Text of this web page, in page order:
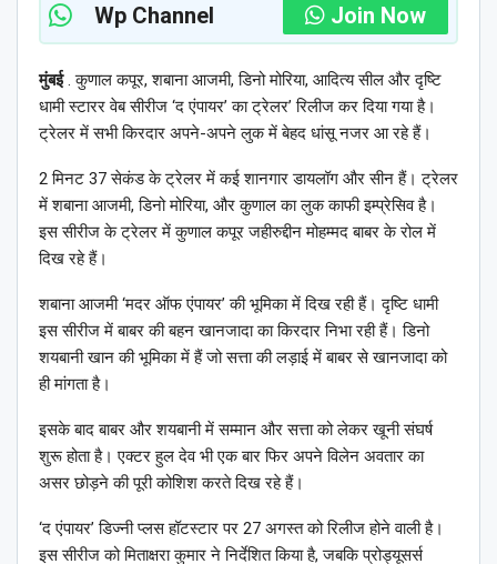
Wp Channel Join Now
मुंबई. कुणाल कपूर, शबाना आजमी, डिनो मोरिया, आदित्य सील और दृष्टि
धामी स्टारर वेब सीरीज ‘द एंपायर’ का ट्रेलर’ रिलीज कर दिया गया है।
ट्रेलर में सभी किरदार अपने-अपने लुक में बेहद धांसू नजर आ रहे हैं।
2 मिनट 37 सेकंड के ट्रेलर में कई शानगार डायलॉग और सीन हैं। ट्रेलर
में शबाना आजमी, डिनो मोरिया, और कुणाल का लुक काफी इम्प्रेसिव है।
इस सीरीज के ट्रेलर में कुणाल कपूर जहीरुद्दीन मोहम्मद बाबर के रोल में
दिख रहे हैं।
शबाना आजमी ‘मदर ऑफ एंपायर’ की भूमिका में दिख रही हैं। दृष्टि धामी
इस सीरीज में बाबर की बहन खानजादा का किरदार निभा रही हैं। डिनो
शयबानी खान की भूमिका में हैं जो सत्ता की लड़ाई में बाबर से खानजादा को
ही मांगता है।
इसके बाद बाबर और शयबानी में सम्मान और सत्ता को लेकर खूनी संघर्ष
शुरू होता है। एक्टर हुल देव भी एक बार फिर अपने विलेन अवतार का
असर छोड़ने की पूरी कोशिश करते दिख रहे हैं।
‘द एंपायर’ डिज्नी प्लस हॉटस्टार पर 27 अगस्त को रिलीज होने वाली है।
इस सीरीज को मिताक्षरा कुमार ने निर्देशित किया है, जबकि प्रोड्यूसर्स